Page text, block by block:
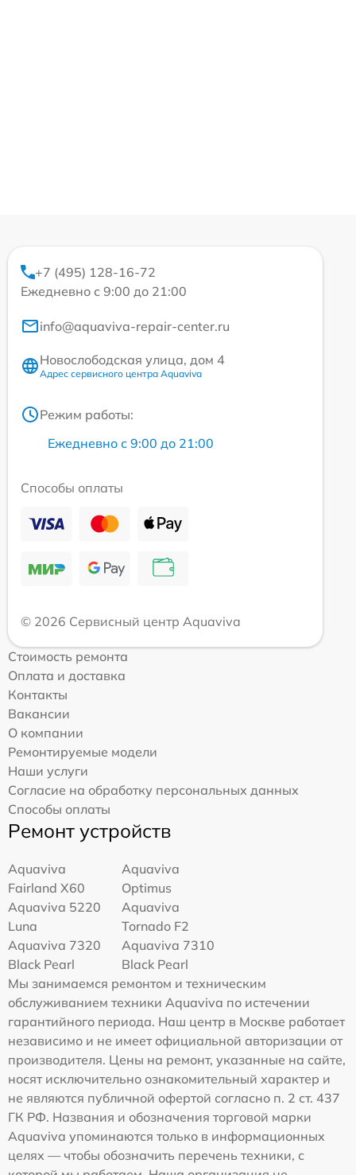
+7 (495) 128-16-72
Ежедневно с 9:00 до 21:00
info@aquaviva-repair-center.ru
Новослободская улица, дом 4
Адрес сервисного центра Aquaviva
Режим работы:
Ежедневно с 9:00 до 21:00
Способы оплаты
© 2026 Сервисный центр Aquaviva
Стоимость ремонта
Оплата и доставка
Контакты
Вакансии
О компании
Ремонтируемые модели
Наши услуги
Согласие на обработку персональных данных
Способы оплаты
Ремонт устройств
Aquaviva
Fairland X60
Aquaviva
Optimus
Aquaviva 5220
Luna
Aquaviva
Tornado F2
Aquaviva 7320
Black Pearl
Aquaviva 7310
Black Pearl
Мы занимаемся ремонтом и техническим
обслуживанием техники Aquaviva по истечении
гарантийного периода. Наш центр в Москве работает
независимо и не имеет официальной авторизации от
производителя. Цены на ремонт, указанные на сайте,
носят исключительно ознакомительный характер и
не являются публичной офертой согласно п. 2 ст. 437
ГК РФ. Названия и обозначения торговой марки
Aquaviva упоминаются только в информационных
целях — чтобы обозначить перечень техники, с